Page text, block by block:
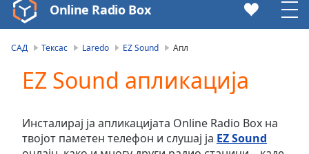
Video
Player
Video
Skip
Backward
Skip
Online Radio Box
САД Тексас Laredo EZ Sound Апл
EZ Sound апликација
Инсталирај ја апликацијата Online Radio Box на
твојот паметен телефон и слушај ја EZ Sound